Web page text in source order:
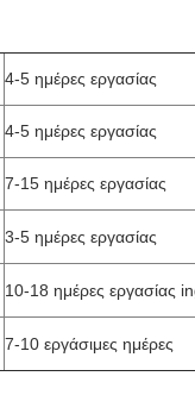
4-5 ημέρες εργασίας
4-5 ημέρες εργασίας
7-15 ημέρες εργασίας
3-5 ημέρες εργασίας
10-18 ημέρες εργασίας
7-10 εργάσιμες ημέρες